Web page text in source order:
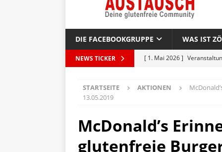
DIE FACEBOOKGRUPPE WAS IST
NEWS TICKER [ 1. Mai 2026 ]
[ 27. April 2026 ] Komplett
[ 23. April 2026 ]
PRODUKTTEST
STARTSEITE AKTIONEN
13.05.2019
McDonald’s
glutenfreie